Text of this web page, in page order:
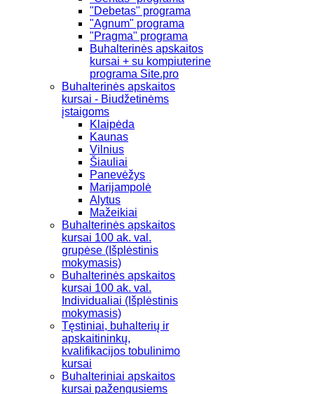
"Debetas" programa
"Agnum" programa
"Pragma" programa
Buhalterinės apskaitos
kursai + su kompiuterine
programa Site.pro
Buhalterinės apskaitos
kursai - Biudžetinėms
įstaigoms
Klaipėda
Kaunas
Vilnius
Šiauliai
Panevėžys
Marijampolė
Alytus
Mažeikiai
Buhalterinės apskaitos
kursai 100 ak. val.
grupėse (Išplėstinis
mokymasis)
Buhalterinės apskaitos
kursai 100 ak. val.
Individualiai (Išplėstinis
mokymasis)
Tęstiniai, buhalterių ir
apskaitininkų,
kvalifikacijos tobulinimo
kursai
Buhalteriniai apskaitos
kursai pažengusiems